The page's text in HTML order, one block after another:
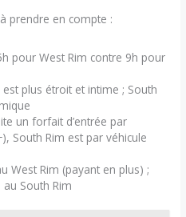
prendre en compte :
pour West Rim contre 9h pour
est plus étroit et intime ; South
un forfait d’entrée par
South Rim est par véhicule
West Rim (payant en plus) ;
South Rim